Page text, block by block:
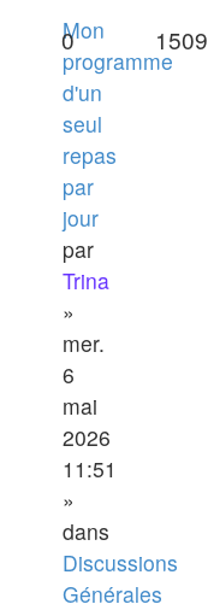
Mon
programme
d'un
seul
repas
par
jour
par
Trina
»
mer.
6
mai
2026
11:51
»
dans
Discussions
Générales
0 1509